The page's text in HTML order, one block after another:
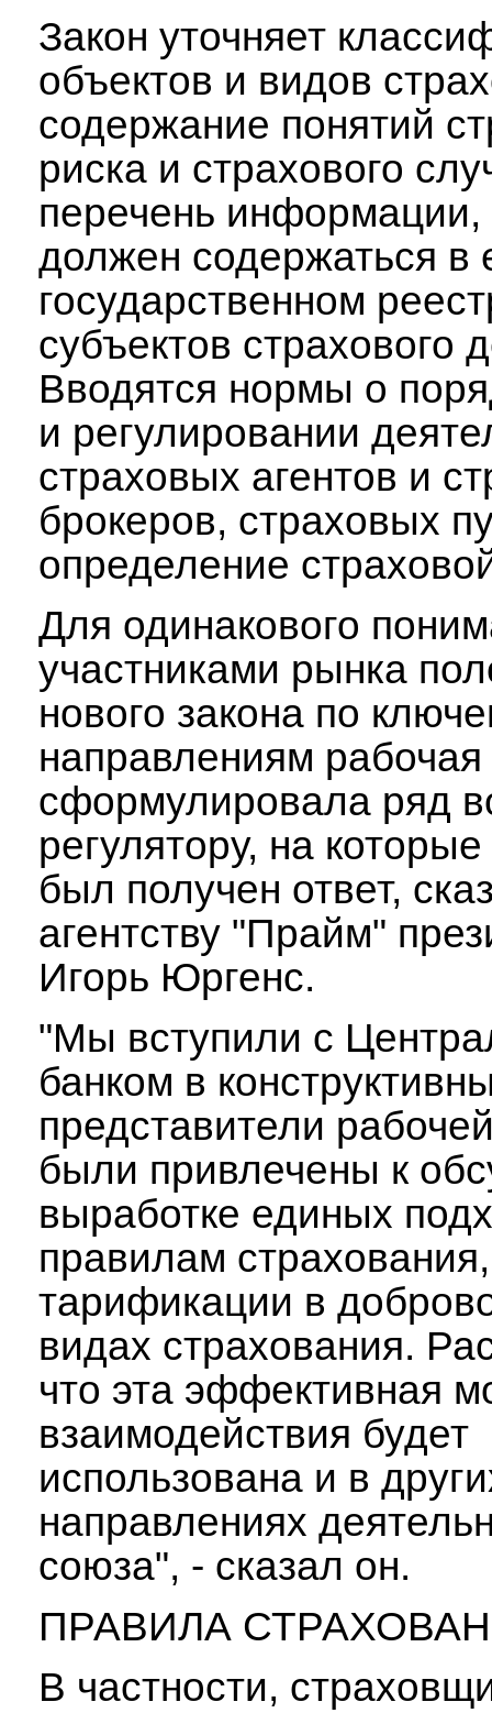
Закон уточняет
объектов и видов
содержание понятий
риска и страхового
перечень информации,
должен содержаться в
государственном
субъектов страхового
Вводятся нормы о
и регулировании
страховых агентов и
брокеров, страховых
определение
Для одинакового
участниками рынка
нового закона по
направлениям
сформулировала ряд
регулятору, на
был получен ответ,
агентству "Прайм"
Игорь Юргенс.
"Мы вступили с
банком в
представители
были привлечены к
выработке единых
правилам страхования,
тарификации в
видах страхования.
что эта эффективная
взаимодействия будет
использована и в
направлениях
союза", - сказал он.
ПРАВИЛА
В частности,